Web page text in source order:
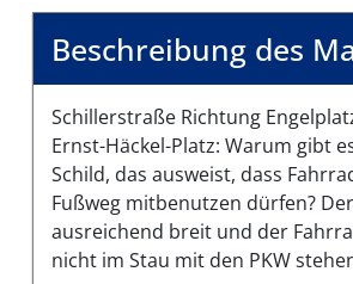
Beschreibung des
Schillerstraße Richtung
Ernst-Häckel-Platz: Warum gibt
Schild, das ausweist, dass
Fußweg mitbenutzen dürfen?
ausreichend breit und der
nicht im Stau mit den PKW